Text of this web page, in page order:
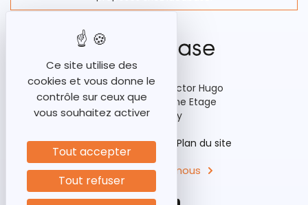
92-98 Boulevard Victor Hugo
Bâtiment A3, 15ème Etage
92110 Clichy
Historique
Aides Plan du site
Contactez-nous
Ce site utilise des
cookies et vous donne le
contrôle sur ceux que
vous souhaitez activer
Tout accepter
Tout refuser